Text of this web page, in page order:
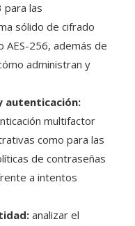
para las
sólido de cifrado
AES-256, además de
administran y
autenticación:
multifactor
como para las
de contraseñas
a intentos
analizar el